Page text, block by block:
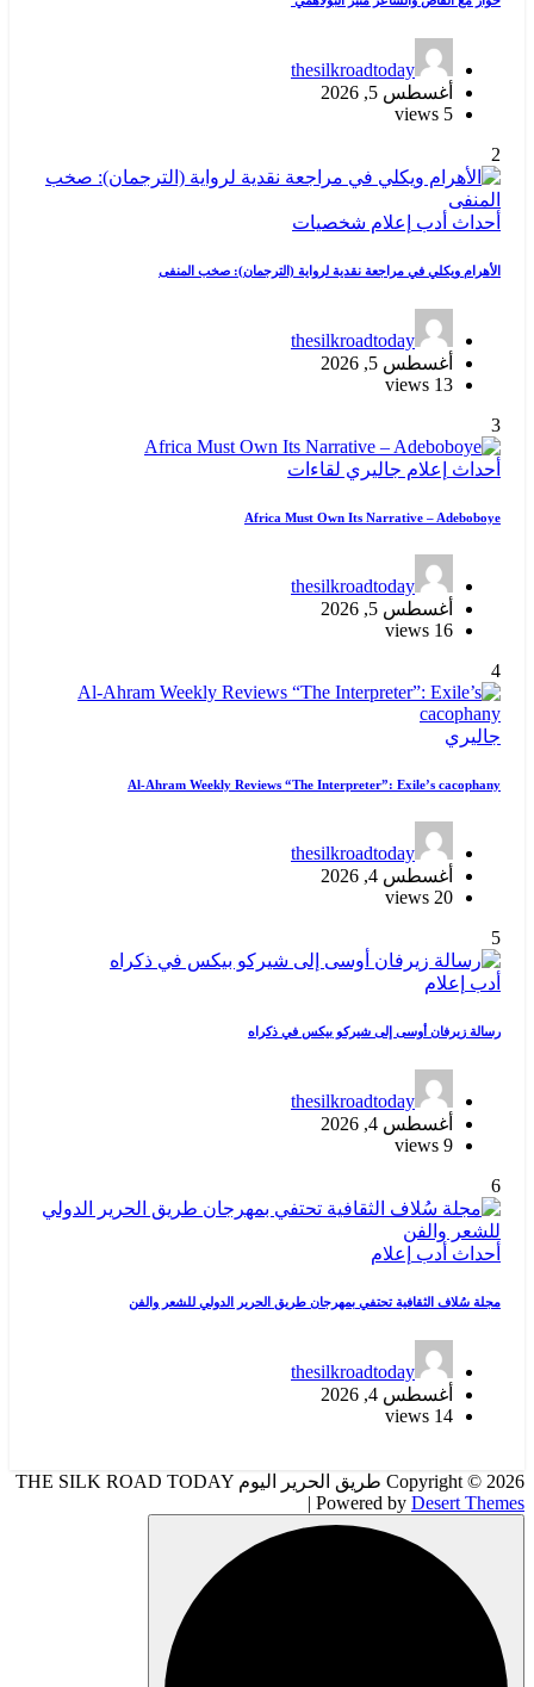
thesilkroadtoday
أغسطس 5, 2026
5 views
2
أحداث أدب إعلام شخصيات
الأهرام ويكلي في مراجعة نقدية لرواية (الترجمان): صخب المنفى
thesilkroadtoday
أغسطس 5, 2026
13 views
3
أحداث إعلام جاليري لقاءات
Africa Must Own Its Narrative – Adeboboye
thesilkroadtoday
أغسطس 5, 2026
16 views
4
جاليري
Al-Ahram Weekly Reviews “The Interpreter”: Exile’s cacophany
thesilkroadtoday
أغسطس 4, 2026
20 views
5
أدب إعلام
رسالة زيرفان أوسى إلى شيركو بيكس في ذكراه
thesilkroadtoday
أغسطس 4, 2026
9 views
6
أحداث أدب إعلام
مجلة سُلاف الثقافية تحتفي بمهرجان طريق الحرير الدولي للشعر والفن
thesilkroadtoday
أغسطس 4, 2026
14 views
Copyright © 2026 طريق الحرير اليوم THE SILK ROAD TODAY
| Powered by Desert Themes